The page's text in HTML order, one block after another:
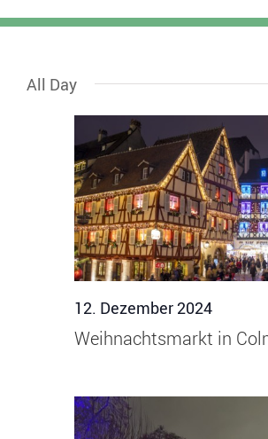
All Day
12. Dezember 2024
Weihnachtsmarkt in